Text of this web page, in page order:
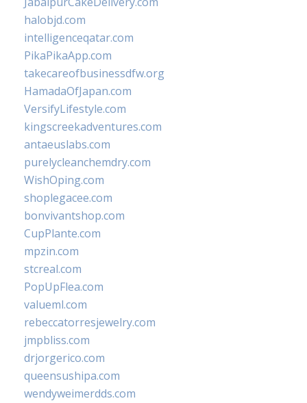
halobjd.com
intelligenceqatar.com
PikaPikaApp.com
takecareofbusinessdfw.org
HamadaOfJapan.com
VersifyLifestyle.com
kingscreekadventures.com
antaeuslabs.com
purelycleanchemdry.com
WishOping.com
shoplegacee.com
bonvivantshop.com
CupPlante.com
mpzin.com
stcreal.com
PopUpFlea.com
valueml.com
rebeccatorresjewelry.com
jmpbliss.com
drjorgerico.com
queensushipa.com
wendyweimerdds.com